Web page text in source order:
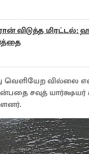
விடுத்த
வெளியேற வில்லை
சவுத் யார்க்ஷயர்